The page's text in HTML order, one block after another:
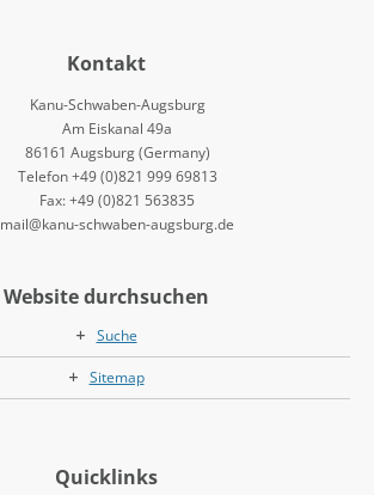
Kontakt
Kanu-Schwaben-Augsburg
Am Eiskanal 49a
86161 Augsburg (Germany)
Telefon +49 (0)821 999 69813
Fax: +49 (0)821 563835
mail@kanu-schwaben-augsburg.de
Website durchsuchen
Suche
Sitemap
Quicklinks